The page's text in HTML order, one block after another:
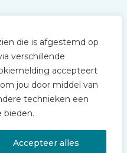
die is afgestemd op
verschillende
accepteert
jou door middel van
technieken een
bieden.
Accepteer alles